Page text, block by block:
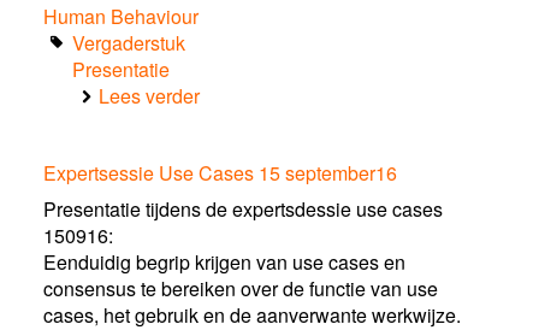
Human Behaviour
Vergaderstuk
Presentatie
Lees verderover
Tafel
Human
Behaviour
Expertsessie Use Cases 15 september16
Presentatie tijdens de expertsdessie use cases
150916:
Eenduidig begrip krijgen van use cases en
consensus te bereiken over de functie van use
cases, het gebruik en de aanverwante werkwijze.